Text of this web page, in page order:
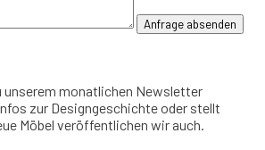
unserem monatlichen Newsletter
zur Designgeschichte oder stellt
Möbel veröffentlichen wir auch.